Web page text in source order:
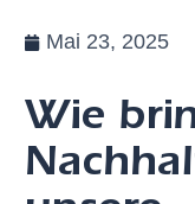
Mai 23, 2025
Wie